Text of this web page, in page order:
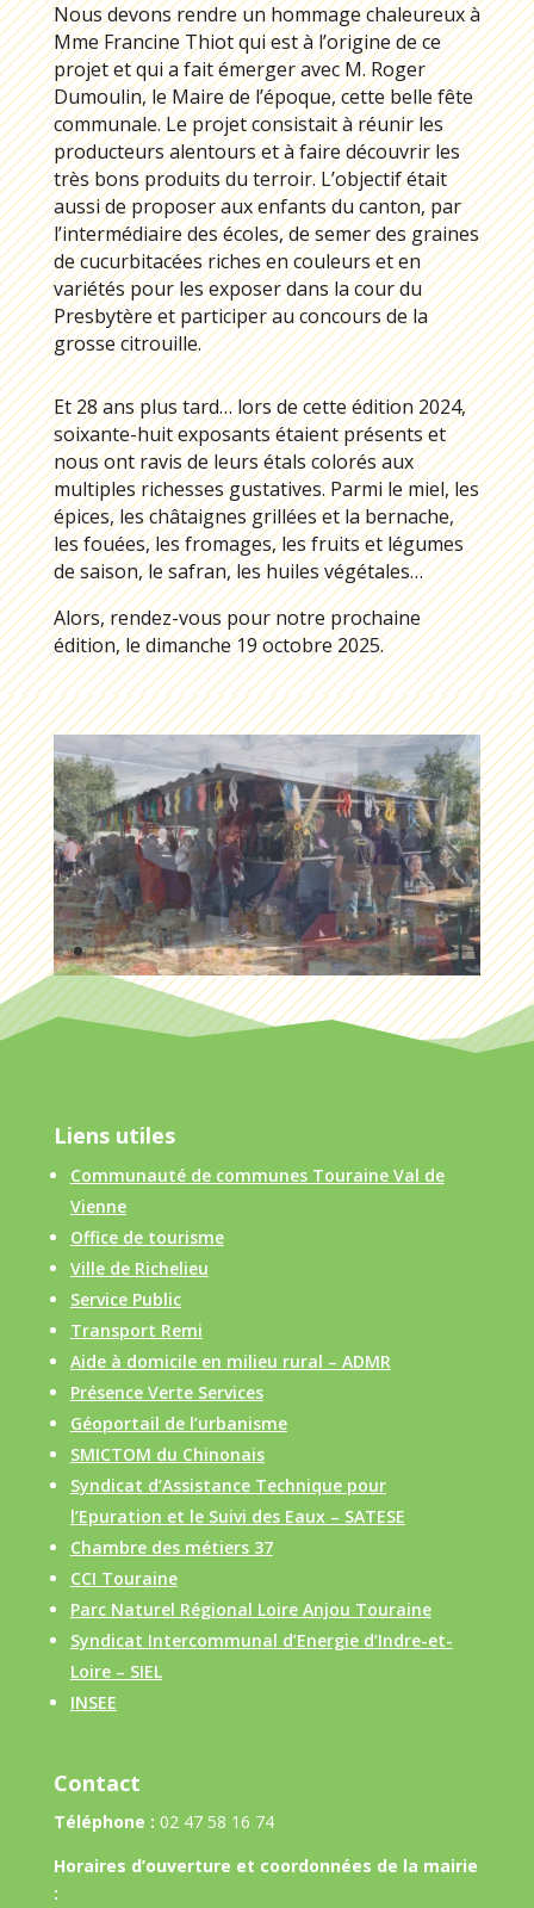
Nous devons rendre un hommage chaleureux à
Mme Francine Thiot qui est à l’origine de ce
projet et qui a fait émerger avec M. Roger
Dumoulin, le Maire de l’époque, cette belle fête
communale. Le projet consistait à réunir les
producteurs alentours et à faire découvrir les
très bons produits du terroir. L’objectif était
aussi de proposer aux enfants du canton, par
l’intermédiaire des écoles, de semer des graines
de cucurbitacées riches en couleurs et en
variétés pour les exposer dans la cour du
Presbytère et participer au concours de la
grosse citrouille.
Et 28 ans plus tard… lors de cette édition 2024,
soixante-huit exposants étaient présents et
nous ont ravis de leurs étals colorés aux
multiples richesses gustatives. Parmi le miel, les
épices, les châtaignes grillées et la bernache,
les fouées, les fromages, les fruits et légumes
de saison, le safran, les huiles végétales…
Alors, rendez-vous pour notre prochaine
édition, le dimanche 19 octobre 2025.
Liens utiles
Communauté de communes Touraine Val de
Vienne
Office de tourisme
Ville de Richelieu
Service Public
Transport Remi
Aide à domicile en milieu rural – ADMR
Présence Verte Services
Géoportail de l’urbanisme
SMICTOM du Chinonais
Syndicat d’Assistance Technique pour
l’Epuration et le Suivi des Eaux – SATESE
Chambre des métiers 37
CCI Touraine
Parc Naturel Régional Loire Anjou Touraine
Syndicat Intercommunal d’Energie d’Indre-et-
Loire – SIEL
INSEE
Contact
Téléphone : 02 47 58 16 74
Horaires d’ouverture et coordonnées de la mairie
: